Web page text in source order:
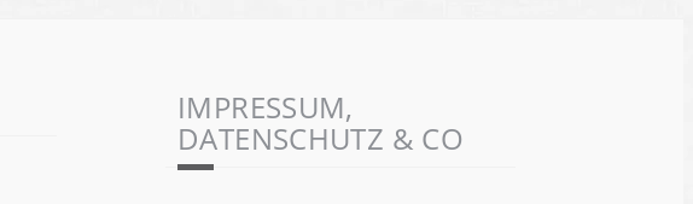
IMPRESSUM,
DATENSCHUTZ & CO